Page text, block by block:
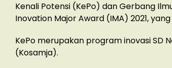
Kenali Potensi (KePo) dan Gerbang
Inovation Major Award (IMA) 2021,
KePo merupakan program inovasi SD
(Kosamja).